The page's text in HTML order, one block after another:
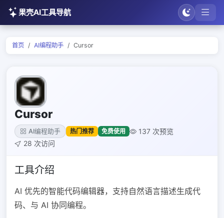
果壳AI工具导航
首页 AI编程助手 Cursor
Cursor
AI编程助手 热门推荐 免费使用
137 次预览
28 次访问
工具介绍
AI 优先的智能代码编辑器，支持自然语言描述生成代
码、与 AI 协同编程。